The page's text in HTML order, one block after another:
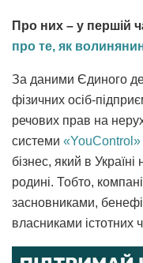
Про них – у першій
про те, як
За даними Єдиного
фізичних осіб-
речових прав на
системи «YouControl»
бізнес, який в
родині. Тобто,
засновниками,
власниками істотних